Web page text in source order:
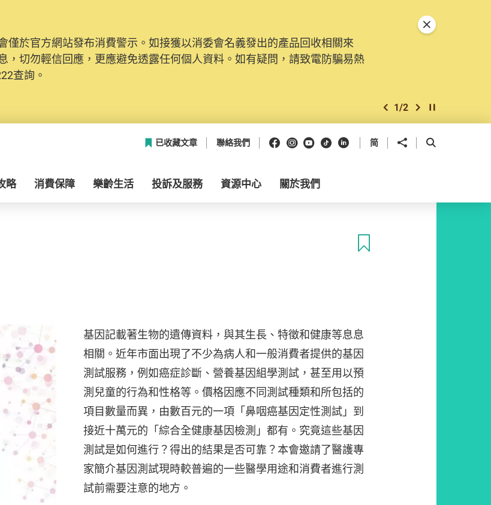
僅於官方網站發布消費警示。如接獲以消委會名義發出的產品回收相關來
，切勿輕信回應，更應避免透露任何個人資料。如有疑問，請致電防騙易熱
查詢。
上一個
1/2 下一個開始/暫停幻燈
關閉特別通告
已收藏文章 聯絡我們 Facebook
Instagram
Youtube
抖音領英 简 分享到 開啟搜尋框
略 消費保障 樂齡生活 投訴及服務 資源中心 關於我們
基因記載著生物的遺傳資料，與其生長、特徵和健康等息息
相關。近年市面出現了不少為病人和一般消費者提供的基因
測試服務，例如癌症診斷、營養基因組學測試，甚至用以預
測兒童的行為和性格等。價格因應不同測試種類和所包括的
項目數量而異，由數百元的一項「鼻咽癌基因定性測試」到
接近十萬元的「綜合全健康基因檢測」都有。究竟這些基因
測試是如何進行？得出的結果是否可靠？本會邀請了醫護專
家簡介基因測試現時較普遍的一些醫學用途和消費者進行測
試前需要注意的地方。